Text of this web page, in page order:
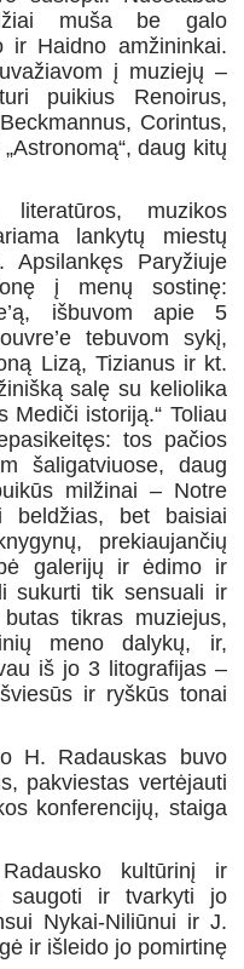
muša be galo
ir Haidno amžininkai.
į muziejų –
puikius Renoirus,
Corintus,
daug kitų
muzikos
lankytų miestų
Apsilankęs Paryžiuje
į menų sostinę:
išbuvom apie 5
tebuvom sykį,
Lizą, Tizianus ir kt.
salę su keliolika
Mediči istoriją.“ Toliau
tos pačios
šaligatviuose, daug
milžinai – Notre
beldžias, bet baisiai
prekiaujančių
galerijų ir ėdimo ir
sukurti tik sensuali ir
tikras muziejus,
meno dalykų, ir,
iš jo 3 litografijas –
ir ryškūs tonai
H. Radauskas buvo
pakviestas vertėjauti
konferencijų, staiga
kultūrinį ir
saugoti ir tvarkyti jo
Nykai-Niliūnui ir J.
ir išleido jo pomirtinę